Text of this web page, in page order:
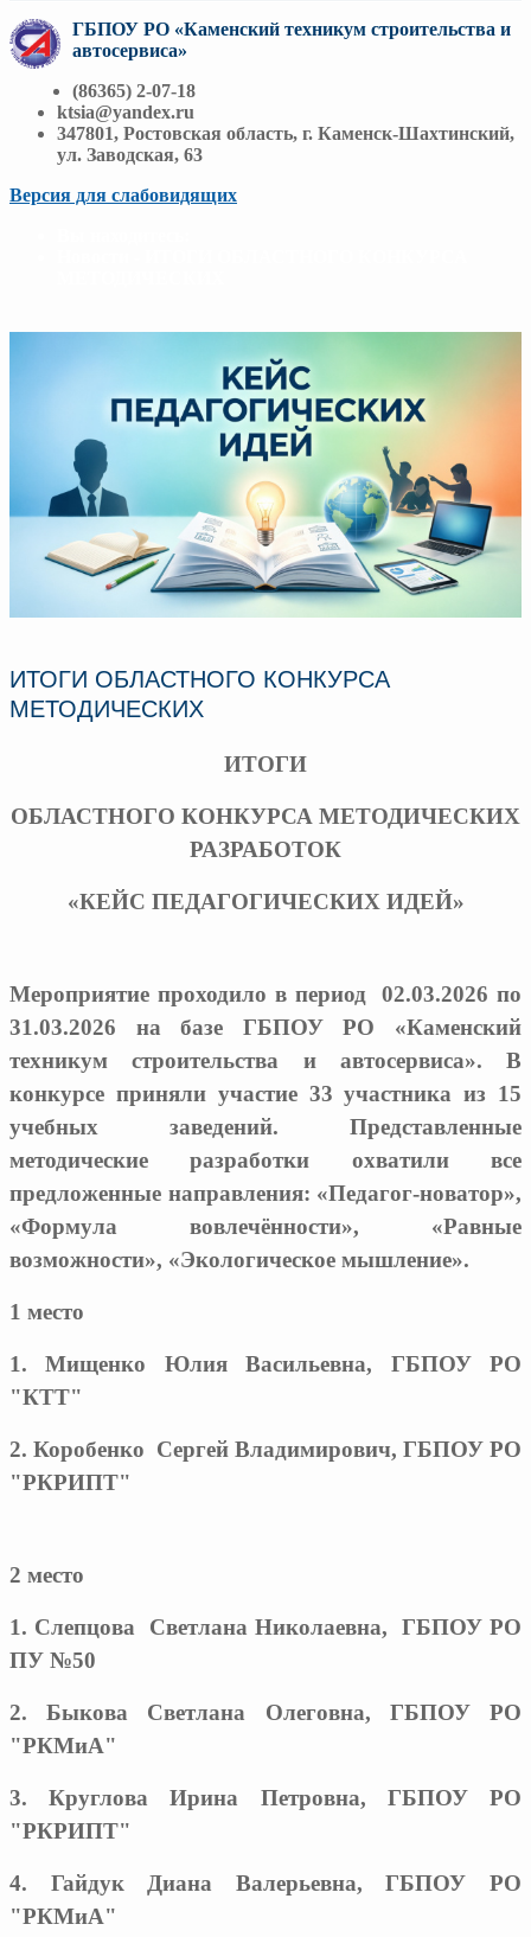
ГБПОУ РО «Каменский техникум строительства и
автосервиса»
(86365) 2-07-18
ktsia@yandex.ru
347801, Ростовская область, г. Каменск-Шахтинский,
ул. Заводская, 63
Версия для слабовидящих
ИТОГИ ОБЛАСТНОГО КОНКУРСА
МЕТОДИЧЕСКИХ
ИТОГИ
ОБЛАСТНОГО КОНКУРСА МЕТОДИЧЕСКИХ
РАЗРАБОТОК
«КЕЙС ПЕДАГОГИЧЕСКИХ ИДЕЙ»
Мероприятие проходило в период 02.03.2026 по
31.03.2026 на базе ГБПОУ РО «Каменский
техникум строительства и автосервиса». В
конкурсе приняли участие 33 участника из 15
учебных заведений. Представленные
методические разработки охватили все
предложенные направления: «Педагог-новатор»,
«Формула вовлечённости», «Равные
возможности», «Экологическое мышление».
1 место
1. Мищенко Юлия Васильевна, ГБПОУ РО
"КТТ"
2. Коробенко Сергей Владимирович, ГБПОУ РО
"РКРИПТ"
2 место
1. Слепцова Светлана Николаевна, ГБПОУ РО
ПУ №50
2. Быкова Светлана Олеговна, ГБПОУ РО
"РКМиА"
3. Круглова Ирина Петровна, ГБПОУ РО
"РКРИПТ"
4. Гайдук Диана Валерьевна, ГБПОУ РО
"РКМиА"